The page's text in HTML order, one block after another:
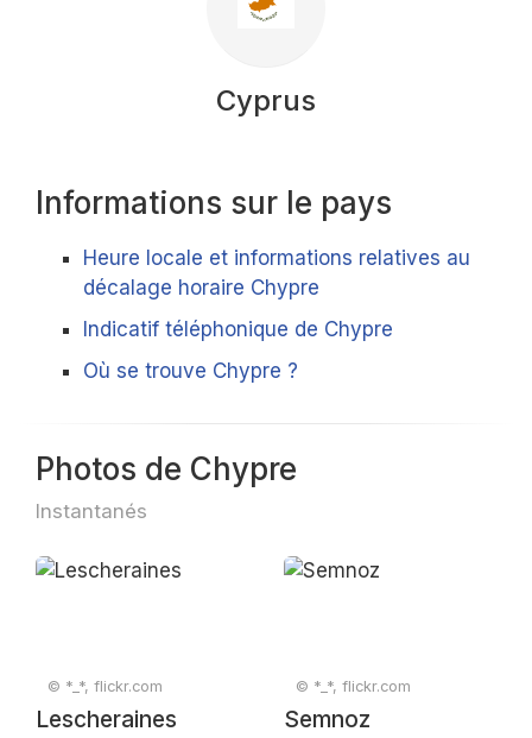
Cyprus
Informations sur le pays
Heure locale et informations relatives au
décalage horaire Chypre
Indicatif téléphonique de Chypre
Où se trouve Chypre ?
Photos de Chypre
Instantanés
© *_*, flickr.com
Lescheraines
© *_*, flickr.com
Semnoz